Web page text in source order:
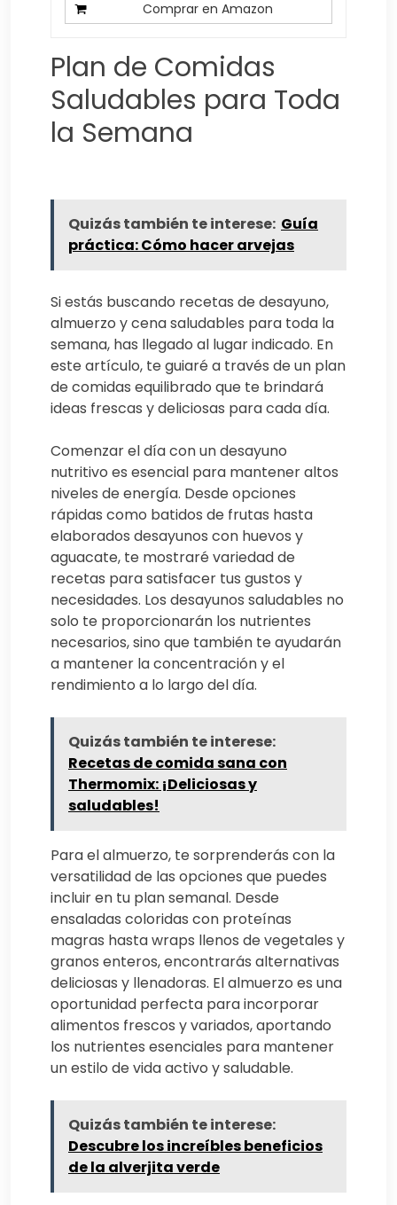
Comprar en Amazon
Plan de Comidas
Saludables para Toda
la Semana
Quizás también te interese: Guía
práctica: Cómo hacer arvejas
Si estás buscando recetas de desayuno,
almuerzo y cena saludables para toda la
semana, has llegado al lugar indicado. En
este artículo, te guiaré a través de un plan
de comidas equilibrado que te brindará
ideas frescas y deliciosas para cada día.
Comenzar el día con un desayuno
nutritivo es esencial para mantener altos
niveles de energía. Desde opciones
rápidas como batidos de frutas hasta
elaborados desayunos con huevos y
aguacate, te mostraré variedad de
recetas para satisfacer tus gustos y
necesidades. Los desayunos saludables no
solo te proporcionarán los nutrientes
necesarios, sino que también te ayudarán
a mantener la concentración y el
rendimiento a lo largo del día.
Quizás también te interese:
Recetas de comida sana con
Thermomix: ¡Deliciosas y
saludables!
Para el almuerzo, te sorprenderás con la
versatilidad de las opciones que puedes
incluir en tu plan semanal. Desde
ensaladas coloridas con proteínas
magras hasta wraps llenos de vegetales y
granos enteros, encontrarás alternativas
deliciosas y llenadoras. El almuerzo es una
oportunidad perfecta para incorporar
alimentos frescos y variados, aportando
los nutrientes esenciales para mantener
un estilo de vida activo y saludable.
Quizás también te interese:
Descubre los increíbles beneficios
de la alverjita verde